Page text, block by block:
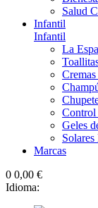
Salud
Infantil
Infantil
La
Control
Geles
Marcas
0 0,00 €
Idioma: